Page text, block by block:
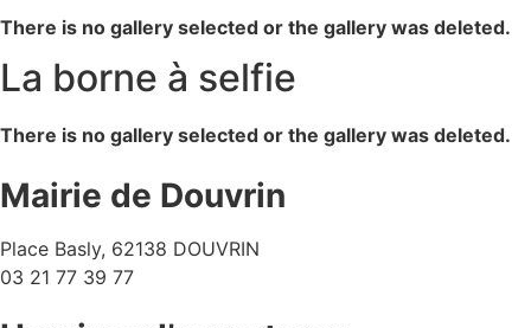
There is no gallery selected or the gallery was deleted.
La borne à selfie
There is no gallery selected or the gallery was deleted.
Mairie de Douvrin
Place Basly, 62138 DOUVRIN
03 21 77 39 77